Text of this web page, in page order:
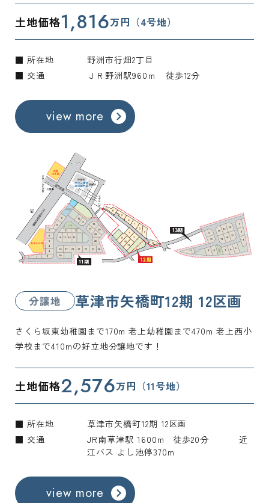
土地価格1,816万円（4号地）
■ 所在地
野洲市行畑2丁目
■ 交通
ＪＲ野洲駅960ｍ 徒歩12分
view more
分譲地 草津市矢橋町12期 12区画
さくら坂東幼稚園まで170m 老上幼稚園まで470m 老上西小
学校まで410mの好立地分譲地です！
土地価格2,576万円（11号地）
■ 所在地
草津市矢橋町12期 12区画
■ 交通
JR南草津駅 1600m 徒歩20分 近
江バス よし池停370m
view more